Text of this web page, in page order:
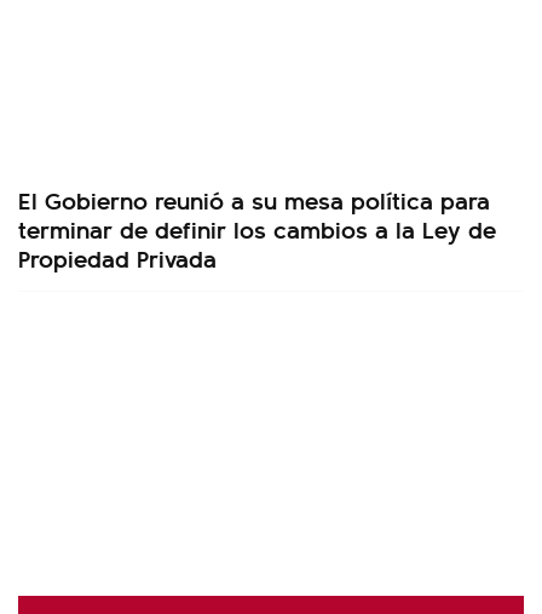
El Gobierno reunió a su mesa política para
terminar de definir los cambios a la Ley de
Propiedad Privada